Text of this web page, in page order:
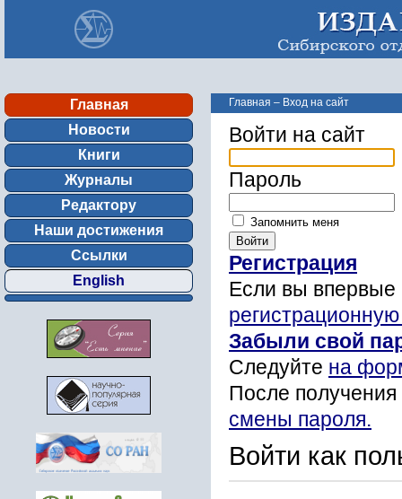
Главная
Новости
Книги
Журналы
Редактору
Наши достижения
Ссылки
English
Главная – Вход на сайт
Войти на сайт
Пароль
Запомнить меня
Регистрация
Если вы впервые
Забыли свой
Следуйте на
После
смены пароля.
Войти как